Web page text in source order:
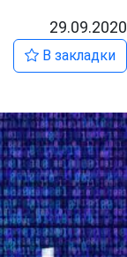
29.09.2020
В закладки